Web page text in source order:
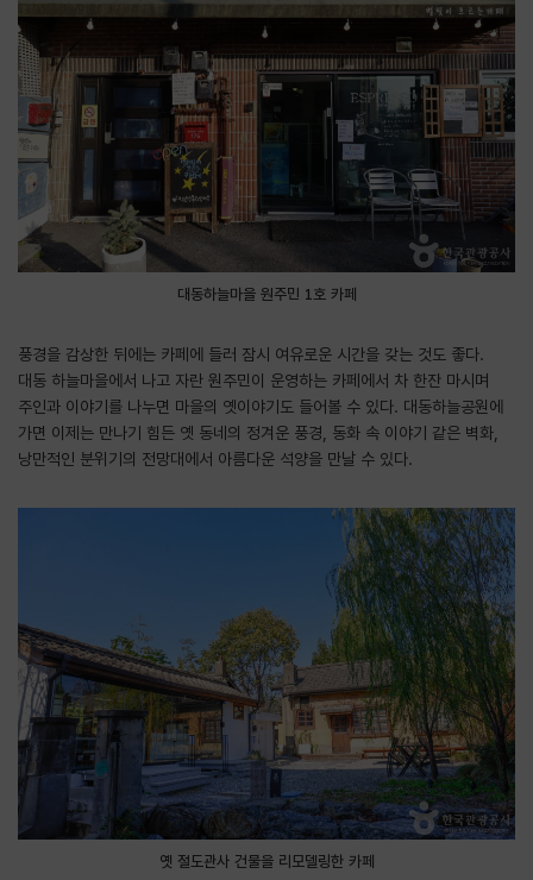
대동하늘마을 원주민 1호 카페
풍경을 감상한 뒤에는 카페에 들러 잠시 여유로운 시간을 갖는 것도 좋다.
대동 하늘마을에서 나고 자란 원주민이 운영하는 카페에서 차 한잔 마시며
주인과 이야기를 나누면 마을의 옛이야기도 들어볼 수 있다. 대동하늘공원에
가면 이제는 만나기 힘든 옛 동네의 정겨운 풍경, 동화 속 이야기 같은 벽화,
낭만적인 분위기의 전망대에서 아름다운 석양을 만날 수 있다.
옛 철도관사 건물을 리모델링한 카페